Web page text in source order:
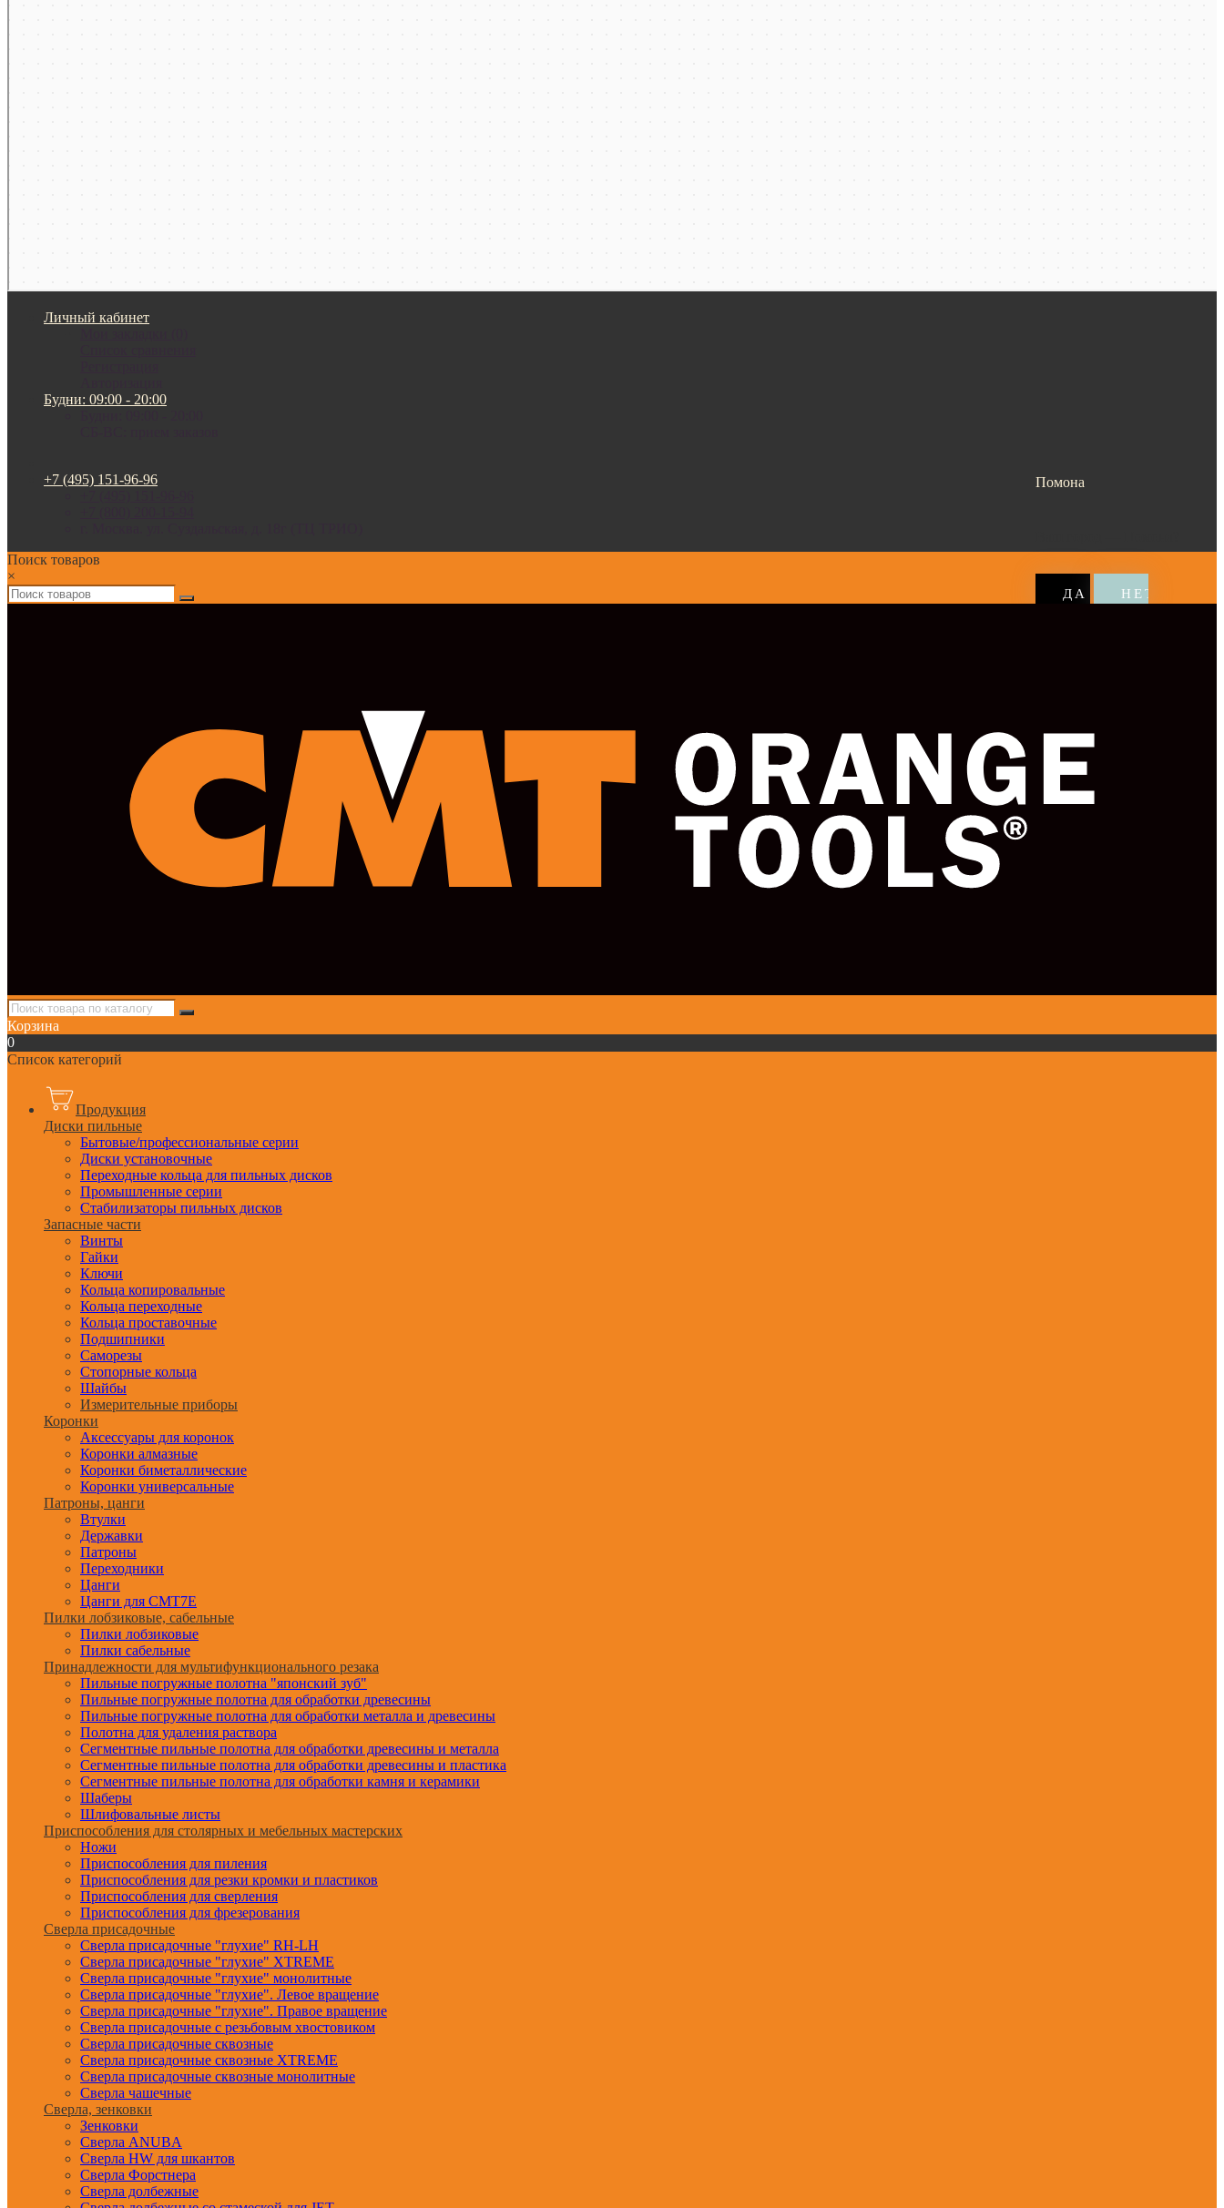
Личный кабинет
Будни: 09:00 - 20:00
Помона
+7 (495) 151-96-96
Поиск товаров
×
Корзина
0
Список категорий
Продукция
Диски пильные
Бытовые/профессиональные серии
Диски установочные
Переходные кольца для пильных дисков
Промышленные серии
Стабилизаторы пильных дисков
Запасные части
Винты
Гайки
Ключи
Кольца копировальные
Кольца переходные
Кольца проставочные
Подшипники
Саморезы
Стопорные кольца
Шайбы
Измерительные приборы
Коронки
Аксессуары для коронок
Коронки алмазные
Коронки биметаллические
Коронки универсальные
Патроны, цанги
Втулки
Державки
Патроны
Переходники
Цанги
Цанги для CMT7E
Пилки лобзиковые, сабельные
Пилки лобзиковые
Пилки сабельные
Принадлежности для мультифункционального резака
Пильные погружные полотна "японский зуб"
Пильные погружные полотна для обработки древесины
Пильные погружные полотна для обработки металла и древесины
Полотна для удаления раствора
Сегментные пильные полотна для обработки древесины и металла
Сегментные пильные полотна для обработки древесины и пластика
Сегментные пильные полотна для обработки камня и керамики
Шаберы
Шлифовальные листы
Приспособления для столярных и мебельных мастерских
Ножи
Приспособления для пиления
Приспособления для резки кромки и пластиков
Приспособления для сверления
Приспособления для фрезерования
Сверла присадочные
Сверла присадочные "глухие" RH-LH
Сверла присадочные "глухие" XTREME
Сверла присадочные "глухие" монолитные
Сверла присадочные "глухие". Левое вращение
Сверла присадочные "глухие". Правое вращение
Сверла присадочные с резьбовым хвостовиком
Сверла присадочные сквозные
Сверла присадочные сквозные XTREME
Сверла присадочные сквозные монолитные
Сверла чашечные
Сверла, зенковки
Зенковки
Сверла ANUBA
Сверла HW для шкантов
Сверла Форстнера
Сверла долбежные